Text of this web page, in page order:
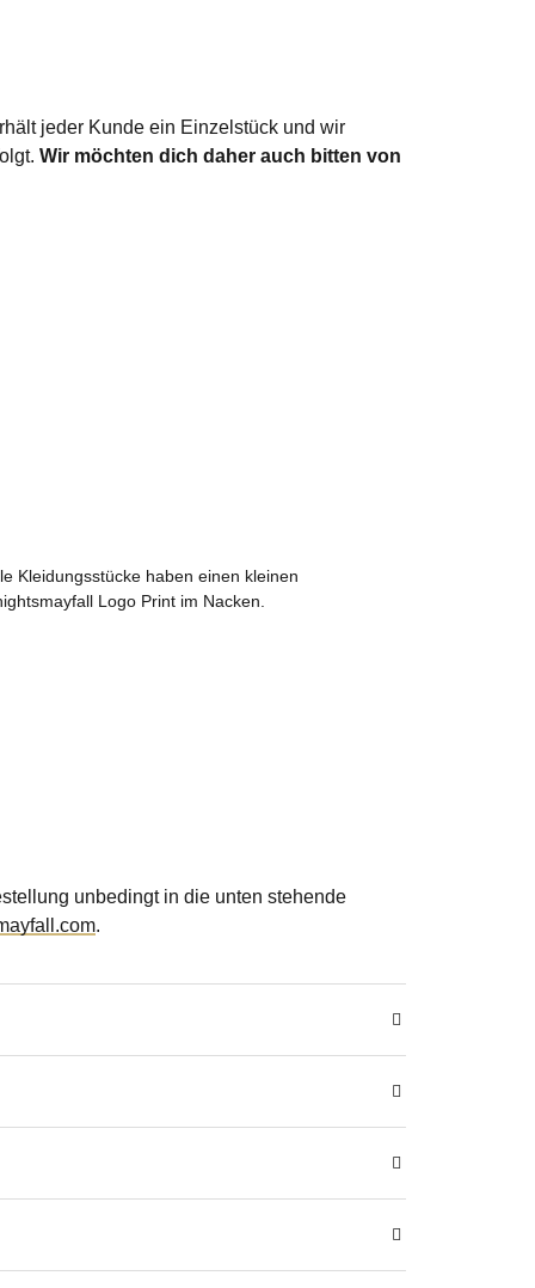
jeder Kunde ein Einzelstück und wir
Wir möchten dich daher auch bitten von
Kleidungsstücke haben einen kleinen
Logo Print im Nacken.
unbedingt in die unten stehende
.